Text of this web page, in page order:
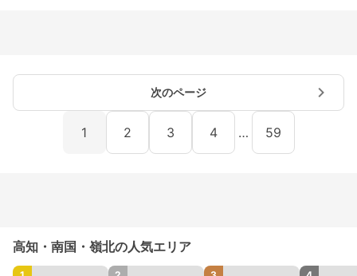
次のページ
1 2 3 4 … 59
高知・南国・嶺北の人気エリア